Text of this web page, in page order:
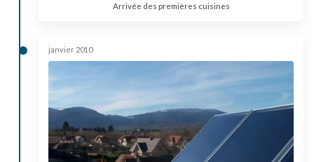
Arrivée des premières cuisines
janvier 2010